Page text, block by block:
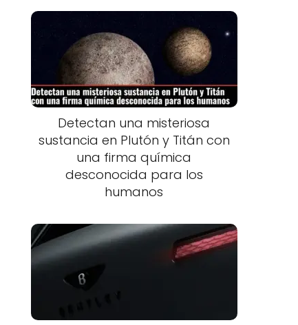
Detectan una misteriosa
sustancia en Plutón y Titán con
una firma química
desconocida para los
humanos